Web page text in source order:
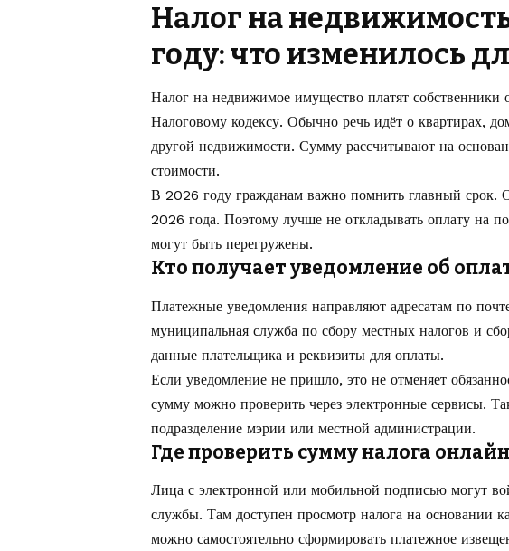
Налог на
году: что изменилось
Налог на недвижимое имущество платят собственники
Налоговому кодексу. Обычно речь идёт о квартирах,
другой недвижимости. Сумму рассчитывают на
стоимости.
В 2026 году гражданам важно помнить главный срок.
2026 года. Поэтому лучше не откладывать оплату на
могут быть перегружены.
Кто получает уведомление об
Платежные уведомления направляют адресатам по
муниципальная служба по сбору местных налогов и
данные плательщика и реквизиты для оплаты.
Если уведомление не пришло, это не отменяет
сумму можно проверить через электронные сервисы.
подразделение мэрии или местной администрации.
Где проверить сумму налога онлайн
Лица с электронной или мобильной подписью могут
службы. Там доступен просмотр налога на основании
можно самостоятельно сформировать платежное